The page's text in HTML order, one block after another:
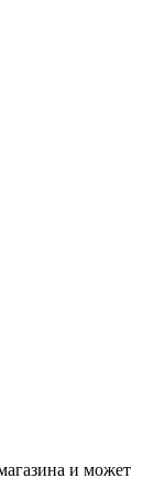
и может